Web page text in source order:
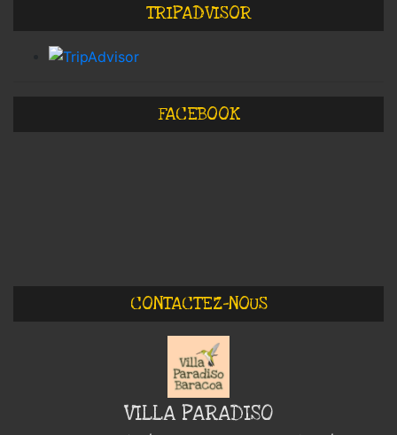
TRIPADVISOR
FACEBOOK
CONTACTEZ-NOUS
VILLA PARADISO